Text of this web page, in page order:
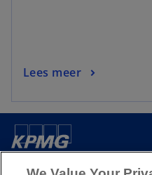
Lees meer
Over ons